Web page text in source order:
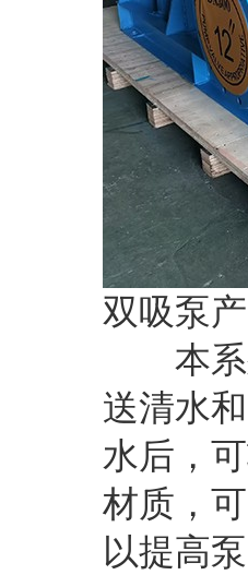
双吸泵
本系列
送清水
水后，
材质，
以提高